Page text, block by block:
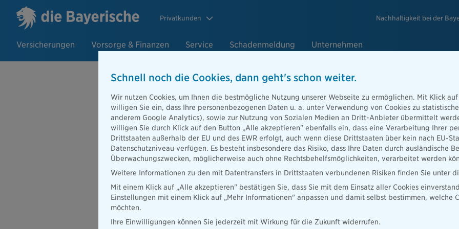
Privatkunden Nachhaltigkeit bei der
Versicherungen Vorsorge & Finanzen Service Schadenmeldung Unternehmen
05.11.2021
Neues Mitglied im Vorstand des Fördervereins
Deutschen Makler Akademie
Der Förderverein der Deutschen Makler Akademie (DMA) begrüßt mit Torsten Uhlig,
Vertriebsvorstand der Signal Iduna Gruppe, ein neues Vorstandsmitglied.
neuen 2. Beisitzenden innerhalb des Vorstandes des Fördervereins.
Schnell noch die Cookies, dann geht's schon weiter.
Wir nutzen Cookies, um Ihnen die bestmögliche Nutzung unserer Webseite zu ermöglichen. Mit Klick
willigen Sie ein, dass Ihre personenbezogenen Daten u. a. unter Verwendung von Cookies zu
anderem Google Analytics), sowie zur Nutzung von Sozialen Medien an Dritt-Anbieter übermittelt
willigen Sie durch Klick auf den Button „Alle akzeptieren" ebenfalls ein, dass eine Verarbeitung Ihrer
Drittstaaten außerhalb der EU und des EWR erfolgt, auch wenn diese Drittstaaten über kein nach EU-
Datenschutzniveau verfügen. Es besteht insbesondere das Risiko, dass Ihre Daten durch ausländische
Überwachungszwecken, möglicherweise auch ohne Rechtsbehelfsmöglichkeiten, verarbeitet werden
Weitere Informationen zu den mit Datentransfers in Drittstaaten verbundenen Risiken finden Sie unter
Mit einem Klick auf „Alle akzeptieren" bestätigen Sie, dass Sie mit dem Einsatz aller Cookies
Einstellungen mit einem Klick auf „Mehr Informationen" anpassen und damit selbst bestimmen, welche
möchten.
Ihre Einwilligungen können Sie jederzeit mit Wirkung für die Zukunft widerrufen.